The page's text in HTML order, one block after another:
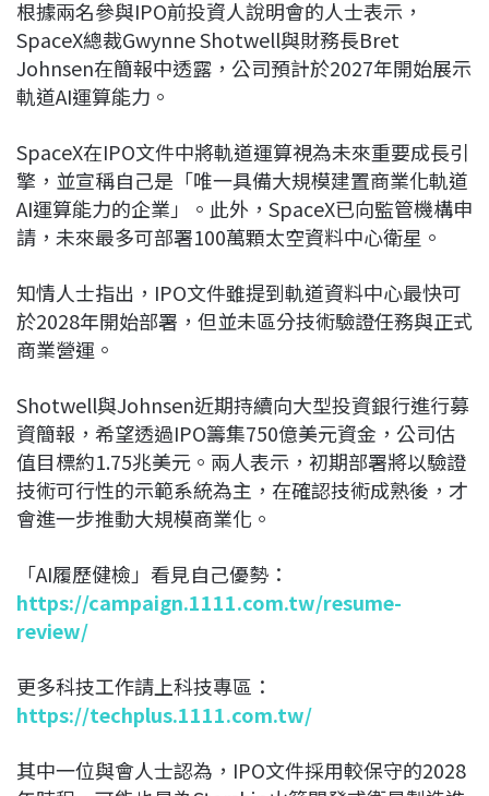
根據兩名參與IPO前投資人說明會的人士表示，
SpaceX總裁Gwynne Shotwell與財務長Bret
Johnsen在簡報中透露，公司預計於2027年開始展示
軌道AI運算能力。
SpaceX在IPO文件中將軌道運算視為未來重要成長引
擎，並宣稱自己是「唯一具備大規模建置商業化軌道
AI運算能力的企業」。此外，SpaceX已向監管機構申
請，未來最多可部署100萬顆太空資料中心衛星。
知情人士指出，IPO文件雖提到軌道資料中心最快可
於2028年開始部署，但並未區分技術驗證任務與正式
商業營運。
Shotwell與Johnsen近期持續向大型投資銀行進行募
資簡報，希望透過IPO籌集750億美元資金，公司估
值目標約1.75兆美元。兩人表示，初期部署將以驗證
技術可行性的示範系統為主，在確認技術成熟後，才
會進一步推動大規模商業化。
「AI履歷健檢」看見自己優勢：
https://campaign.1111.com.tw/resume-
review/
更多科技工作請上科技專區：
https://techplus.1111.com.tw/
其中一位與會人士認為，IPO文件採用較保守的2028